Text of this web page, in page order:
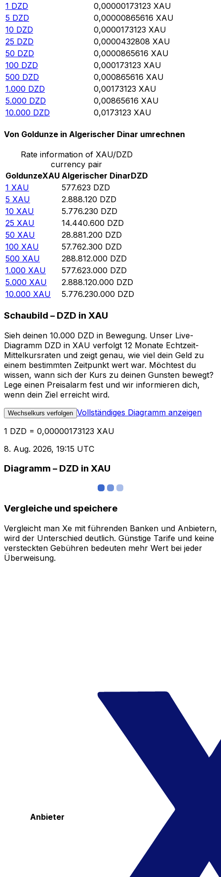
1 DZD 0,00000173123 XAU
5 DZD 0,00000865616 XAU
10 DZD 0,0000173123 XAU
25 DZD 0,0000432808 XAU
50 DZD 0,0000865616 XAU
100 DZD 0,000173123 XAU
500 DZD 0,000865616 XAU
1.000 DZD 0,00173123 XAU
5.000 DZD 0,00865616 XAU
10.000 DZD 0,0173123 XAU
Von Goldunze in Algerischer Dinar umrechnen
Rate information of XAU/DZD
currency pair
GoldunzeXAU Algerischer DinarDZD
1 XAU 577.623 DZD
5 XAU 2.888.120 DZD
10 XAU 5.776.230 DZD
25 XAU 14.440.600 DZD
50 XAU 28.881.200 DZD
100 XAU 57.762.300 DZD
500 XAU 288.812.000 DZD
1.000 XAU 577.623.000 DZD
5.000 XAU 2.888.120.000 DZD
10.000 XAU 5.776.230.000 DZD
Schaubild – DZD in XAU
Sieh deinen 10.000 DZD in Bewegung. Unser Live-
Diagramm DZD in XAU verfolgt 12 Monate Echtzeit-
Mittelkursraten und zeigt genau, wie viel dein Geld zu
einem bestimmten Zeitpunkt wert war. Möchtest du
wissen, wann sich der Kurs zu deinen Gunsten bewegt?
Lege einen Preisalarm fest und wir informieren dich,
wenn dein Ziel erreicht wird.
Wechselkurs verfolgen Vollständiges Diagramm anzeigen
1 DZD = 0,00000173123 XAU
8. Aug. 2026, 19:15 UTC
Diagramm – DZD in XAU
Vergleiche und speichere
Vergleicht man Xe mit führenden Banken und Anbietern,
wird der Unterschied deutlich. Günstige Tarife und keine
versteckten Gebühren bedeuten mehr Wert bei jeder
Überweisung.
Anbieter